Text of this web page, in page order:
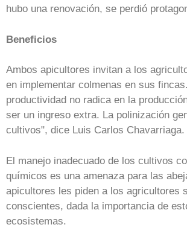
hubo una renovación, se perdió
Beneficios
Ambos apicultores invitan a los
en implementar colmenas en sus
productividad no radica en la
ser un ingreso extra. La polinización
cultivos", dice Luis Carlos Chavarriaga.
El manejo inadecuado de los cultivos
químicos es una amenaza para las
apicultores les piden a los agricultores
conscientes, dada la importancia de
ecosistemas.